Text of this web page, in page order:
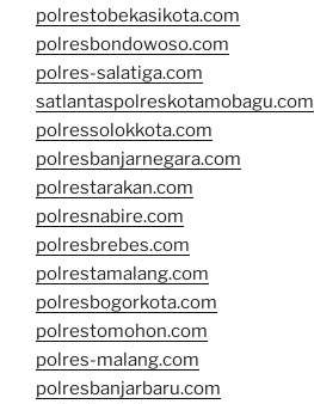
polrestobekasikota.com
polresbondowoso.com
polres-salatiga.com
satlantaspolreskotamobagu.com
polressolokkota.com
polresbanjarnegara.com
polrestarakan.com
polresnabire.com
polresbrebes.com
polrestamalang.com
polresbogorkota.com
polrestomohon.com
polres-malang.com
polresbanjarbaru.com